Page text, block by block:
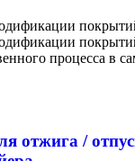
процесса в
отжига /